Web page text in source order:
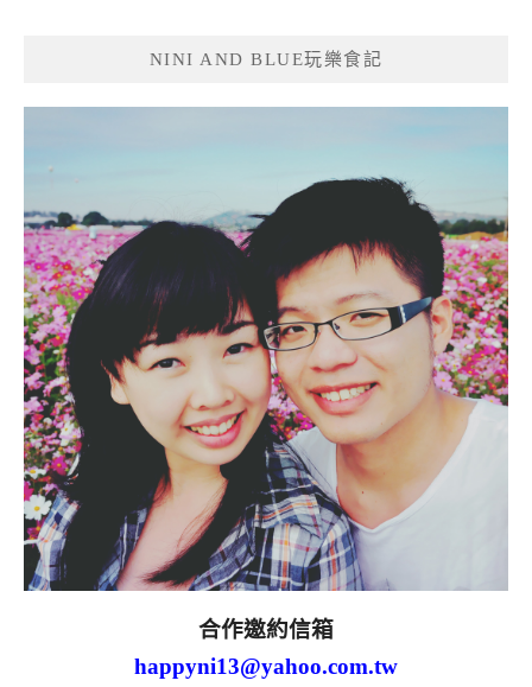
NINI AND BLUE玩樂食記
合作邀約信箱
happyni13@yahoo.com.tw